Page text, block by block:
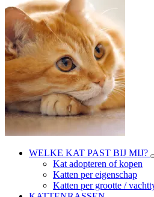
WELKE KAT PAST BIJ MIJ?
Kat adopteren of kopen
Katten per eigenschap
Katten per grootte /